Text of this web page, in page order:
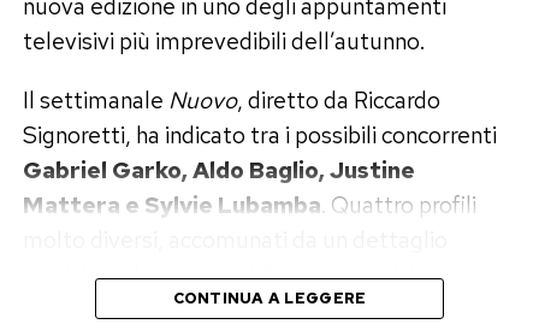
televisivi più imprevedibili dell’autunno.
Il settimanale Nuovo, diretto da Riccardo
Signoretti, ha indicato tra i possibili concorrenti
Gabriel Garko, Aldo Baglio, Justine
Mattera e Sylvie Lubamba. Quattro profili
tutt’altro che trascurabile: nessuno di loro
rappresenta il classico personaggio che il
CONTINUA A LEGGERE